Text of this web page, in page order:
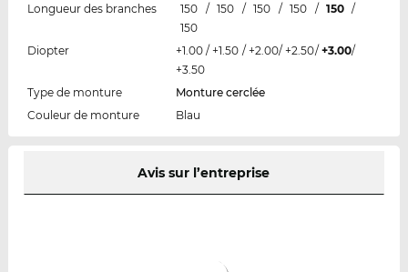
Longueur des branches
150 / 150 / 150 / 150 / 150 /
150
Diopter
+1.00 / +1.50 / +2.00/ +2.50/ +3.00/
+3.50
Type de monture
Monture cerclée
Couleur de monture
Blau
Avis sur l’entreprise